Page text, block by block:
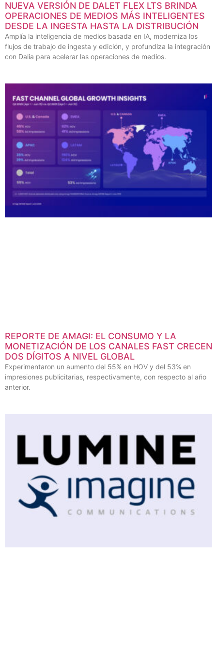
NUEVA VERSIÓN DE DALET FLEX LTS BRINDA
OPERACIONES DE MEDIOS MÁS INTELIGENTES
DESDE LA INGESTA HASTA LA DISTRIBUCIÓN
Amplía la inteligencia de medios basada en IA, moderniza los
flujos de trabajo de ingesta y edición, y profundiza la integración
con Dalia para acelerar las operaciones de medios.
REPORTE DE AMAGI: EL CONSUMO Y LA
MONETIZACIÓN DE LOS CANALES FAST CRECEN
DOS DÍGITOS A NIVEL GLOBAL
Experimentaron un aumento del 55% en HOV y del 53% en
impresiones publicitarias, respectivamente, con respecto al año
anterior.